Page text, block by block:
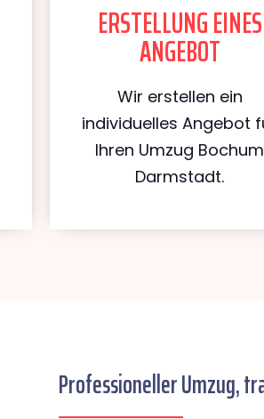
ERSTELLUNG EINES
ANGEBOT
Wir erstellen ein
individuelles Angebot
Ihren Umzug Bochum
Darmstadt.
Professioneller Umzug,